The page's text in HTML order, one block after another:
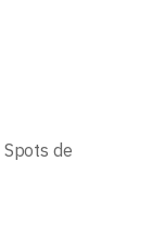
Spots de